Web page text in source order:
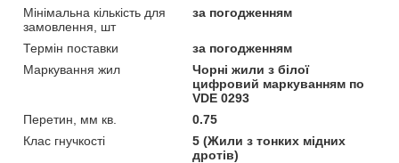
Мінімальна кількість для
замовлення, шт
за погодженням
Термін поставки
за погодженням
Маркування жил
Чорні жили з білої
цифровий маркуванням по
VDE 0293
Перетин, мм кв.
0.75
Клас гнучкості
5 (Жили з тонких мідних
дротів)